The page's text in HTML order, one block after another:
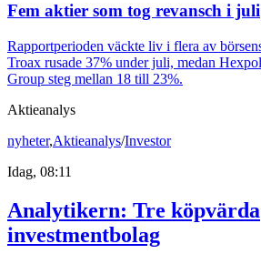
Fem aktier som tog revansch i juli
Rapportperioden väckte liv i flera av
Troax rusade 37% under juli, medan
Group steg mellan 18 till 23%.
Aktieanalys
nyheter,Aktieanalys/Investor
Idag, 08:11
Analytikern: Tre köpvärda
investmentbolag